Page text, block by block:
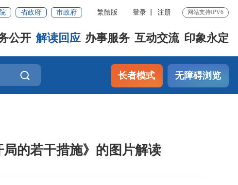
省政府 市政府 繁體版 登录 注册 网站支持IPV6
公开 解读回应 办事服务 互动交流 印象永定
长者模式 无障碍浏览
的若干措施》的图片解读